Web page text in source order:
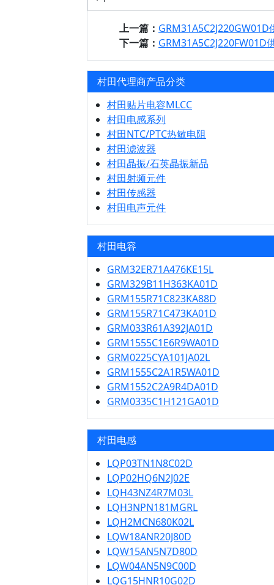
上一篇：
下一篇： GRM31A5C2J220FW01D
村田代理商产品分类
村田贴片电容MLCC
村田电感系列
村田NTC/PTC热敏电阻
村田滤波器
村田晶振/石英晶振新品
村田射频元件
村田传感器
村田电声元件
村田电容
GRM32ER71A476KE15L
GRM329B11H363KA01D
GRM155R71C823KA88D
GRM155R71C473KA01D
GRM033R61A392JA01D
GRM1555C1E6R9WA01D
GRM0225CYA101JA02L
GRM1555C2A1R5WA01D
GRM1552C2A9R4DA01D
GRM0335C1H121GA01D
村田电感
LQP03TN1N8C02D
LQP02HQ6N2J02E
LQH43NZ4R7M03L
LQH3NPN181MGRL
LQH2MCN680K02L
LQW18ANR20J80D
LQW15AN5N7D80D
LQW04AN5N9C00D
LQG15HNR10G02D